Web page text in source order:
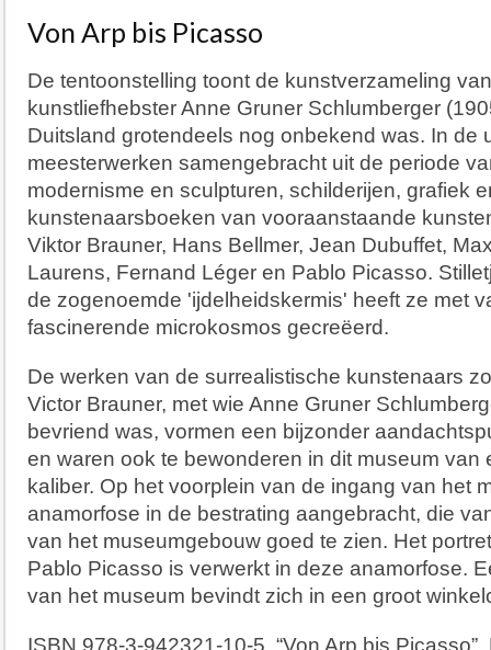
Von Arp bis Picasso
De tentoonstelling toont de kunstverzameling
kunstliefhebster Anne Gruner Schlumberger
Duitsland grotendeels nog onbekend was. In de
meesterwerken samengebracht uit de periode
modernisme en sculpturen, schilderijen, grafiek
kunstenaarsboeken van vooraanstaande
Viktor Brauner, Hans Bellmer, Jean Dubuffet,
Laurens, Fernand Léger en Pablo Picasso.
de zogenoemde 'ijdelheidskermis' heeft ze met
fascinerende microkosmos gecreëerd.
De werken van de surrealistische kunstenaars
Victor Brauner, met wie Anne Gruner
bevriend was, vormen een bijzonder
en waren ook te bewonderen in dit museum van
kaliber. Op het voorplein van de ingang van het
anamorfose in de bestrating aangebracht, die
van het museumgebouw goed te zien. Het
Pablo Picasso is verwerkt in deze anamorfose.
van het museum bevindt zich in een groot
ISBN 978-3-942321-10-5, “Von Arp bis